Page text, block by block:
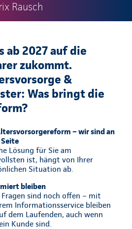
Rausch
ab 2027 auf die
zukommt.
&
Was bringt die
– wir sind an
Lösung für Sie am
ist, hängt von Ihrer
Situation ab.
bleiben
Fragen sind noch offen – mit
Informationsservice bleiben
dem Laufenden, auch wenn
Kunde sind.